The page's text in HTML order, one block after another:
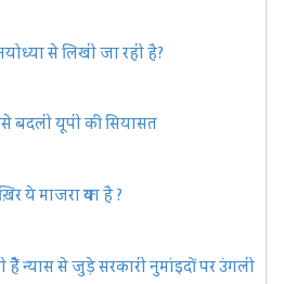
से लिखी जा रही है?
बदली यूपी की सियासत
ये माजरा क्या है ?
हैैं न्यास से जुड़े सरकारी नुमांइदों पर उंगली